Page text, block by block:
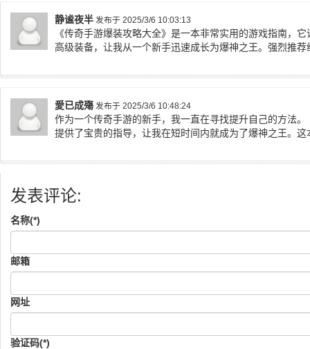
静谧夜半 发布于 2025/3/6 10:03:13
《传奇手游爆装攻略大全》是一本非常实用的游戏指南，
高级装备，让我从一个新手迅速成长为爆神之王。强烈推
愛已成殤 发布于 2025/3/6 10:48:24
作为一个传奇手游的新手，我一直在寻找提升自己的方法
提供了宝贵的指导，让我在短时间内就成为了爆神之王。
发表评论:
名称(*)
邮箱
网址
验证码(*)